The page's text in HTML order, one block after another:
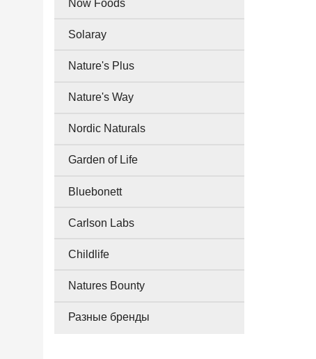
Now Foods
Solaray
Nature's Plus
Nature's Way
Nordic Naturals
Garden of Life
Bluebonett
Carlson Labs
Childlife
Natures Bounty
Разные бренды